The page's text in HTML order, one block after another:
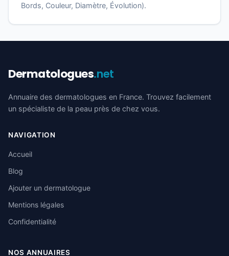
Bords, Couleur, Diamètre, Évolution).
Dermatologues.net
Annuaire des dermatologues en France. Trouvez facilement
un spécialiste de la peau près de chez vous.
NAVIGATION
Accueil
Blog
Ajouter un dermatologue
Mentions légales
Confidentialité
NOS ANNUAIRES